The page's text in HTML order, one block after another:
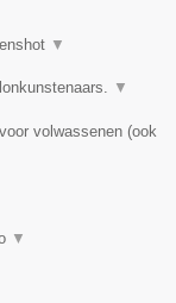
▼
▼
volwassenen (ook
▼